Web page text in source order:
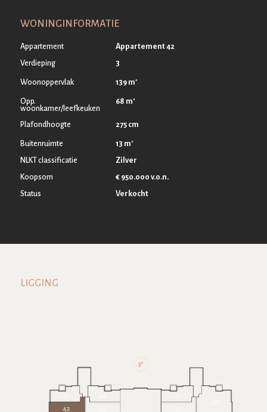
WONINGINFORMATIE
Appartement
Appartement 42
Verdieping
3
Woonoppervlak 139 m2
Opp.
woonkamer/leefkeuken
68 m2
Plafondhoogte 275 cm
Buitenruimte 13 m2
NLKT classificatie
Zilver
Koopsom
€ 950.000 v.o.n.
Status
Verkocht
LIGGING